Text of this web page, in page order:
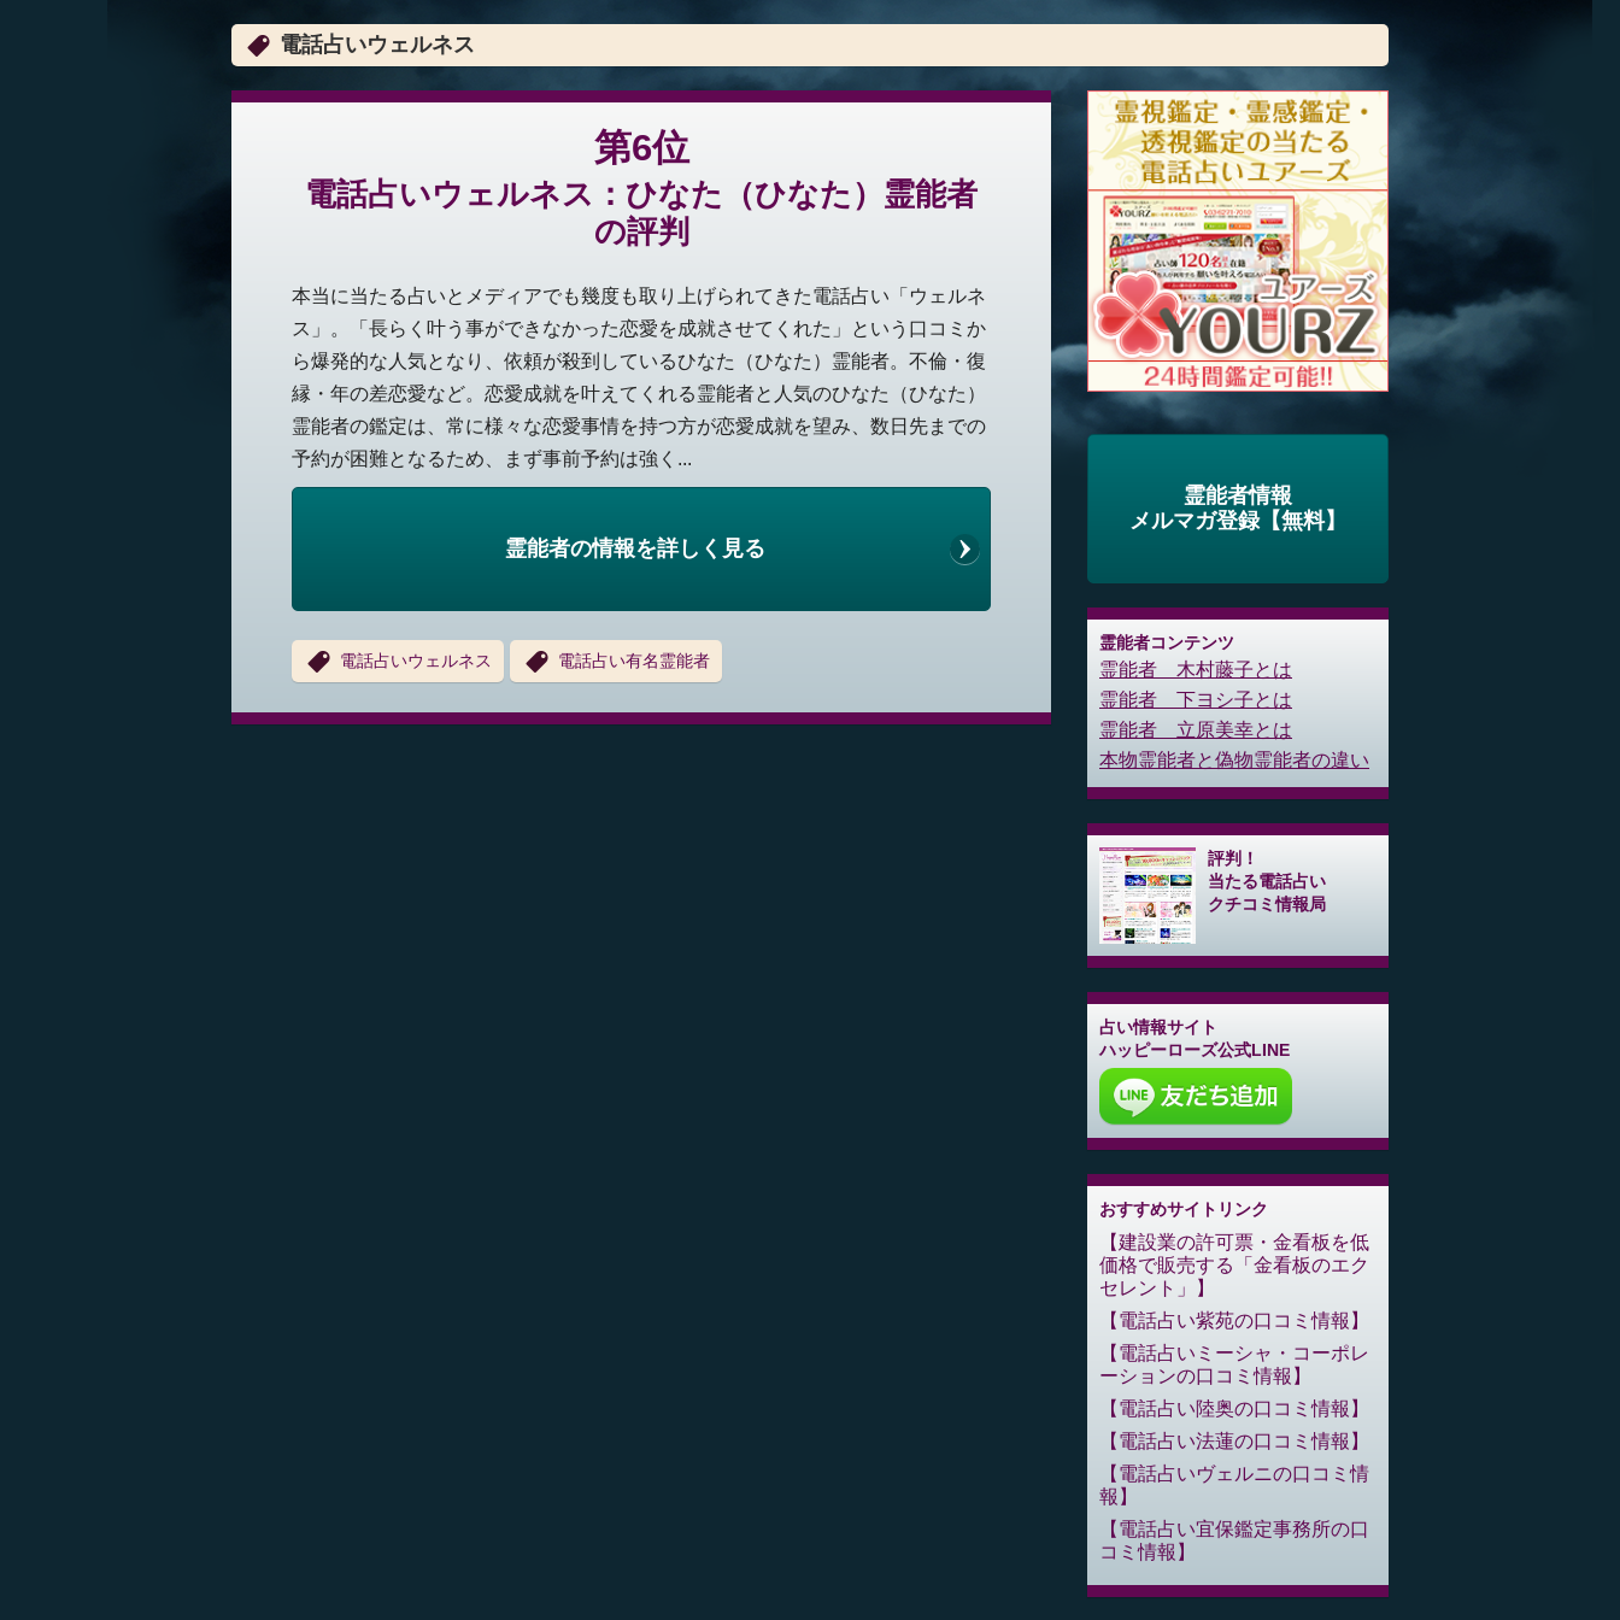
電話占いウェルネス
第6位
電話占いウェルネス：ひなた（ひなた）霊能者
の評判
本当に当たる占いとメディアでも幾度も取り上げられてきた電話占い「ウェルネ
ス」。「長らく叶う事ができなかった恋愛を成就させてくれた」という口コミか
ら爆発的な人気となり、依頼が殺到しているひなた（ひなた）霊能者。不倫・復
縁・年の差恋愛など。恋愛成就を叶えてくれる霊能者と人気のひなた（ひなた）
霊能者の鑑定は、常に様々な恋愛事情を持つ方が恋愛成就を望み、数日先までの
予約が困難となるため、まず事前予約は強く...
霊能者の情報を詳しく見る
電話占いウェルネス 電話占い有名霊能者
霊能者情報
メルマガ登録【無料】
霊能者コンテンツ
霊能者 木村藤子とは
霊能者 下ヨシ子とは
霊能者 立原美幸とは
本物霊能者と偽物霊能者の違い
評判！
当たる電話占い
クチコミ情報局
占い情報サイト
ハッピーローズ公式LINE
おすすめサイトリンク
建設業の許可票・金看板を低
価格で販売する「金看板のエク
セレント」
電話占い紫苑の口コミ情報
電話占いミーシャ・コーポレ
ーションの口コミ情報
電話占い陸奥の口コミ情報
電話占い法蓮の口コミ情報
電話占いヴェルニの口コミ情
報
電話占い宜保鑑定事務所の口
コミ情報